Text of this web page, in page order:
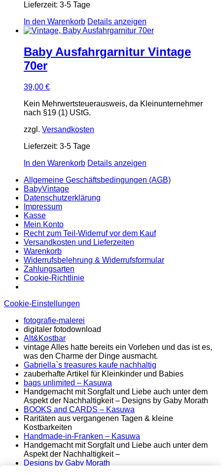
Lieferzeit: 3-5 Tage
In den Warenkorb Details anzeigen
Baby Ausfahrgarnitur Vintage
70er
39,00 €
Kein Mehrwertsteuerausweis, da Kleinunternehmer
nach §19 (1) UStG.
zzgl. Versandkosten
Lieferzeit: 3-5 Tage
In den Warenkorb Details anzeigen
Allgemeine Geschäftsbedingungen (AGB)
BabyVintage
Datenschutzerklärung
Impressum
Kasse
Mein Konto
Recht zum Teil-Widerruf vor dem Kauf
Versandkosten und Lieferzeiten
Warenkorb
Widerrufsbelehrung & Widerrufsformular
Zahlungsarten
Cookie-Richtlinie
Cookie-Einstellungen
fotografie-malerei
digitaler fotodownload
Alt&Kostbar
vintage Alles hatte bereits ein Vorleben und das ist es,
was den Charme der Dinge ausmacht.
Gabriella`s treasures kaufe nachhaltig
zauberhafte Artikel für Kleinkinder und Babies
bags unlimited – Kasuwa
Handgemacht mit Sorgfalt und Liebe auch unter dem
Aspekt der Nachhaltigkeit – Designs by Gaby Morath
BOOKS and CARDS – Kasuwa
Raritäten aus vergangenen Tagen & kleine
Kostbarkeiten
Handmade-in-Franken – Kasuwa
Handgemacht mit Sorgfalt und Liebe auch unter dem
Aspekt der Nachhaltigkeit –
Designs by Gaby Morath